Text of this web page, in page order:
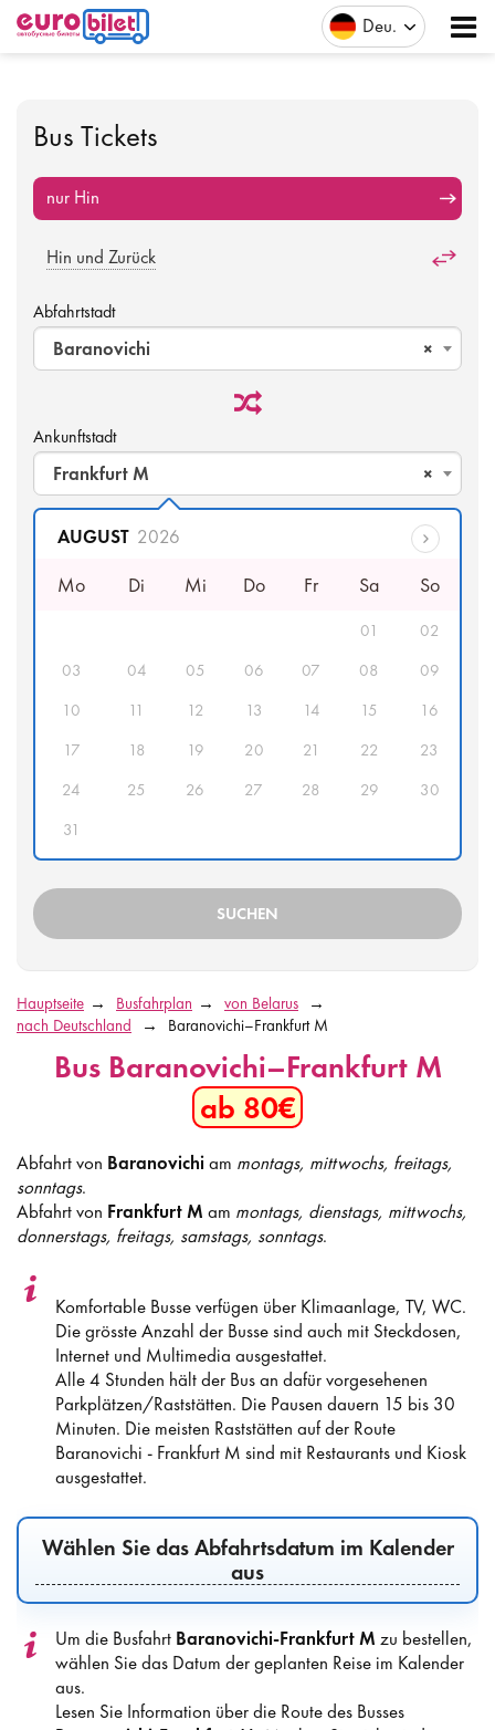
Deu
Bus Tickets
nur Hin
Hin und Zurück
Abfahrtstadt
×
Baranovichi
Ankunftstadt
×
Frankfurt M
AUGUST 2026
Mo Di Mi Do Fr Sa So
01
02
03
04 05 06 07 08
09
10
11 12 13 14 15
16
17
18 19 20 21 22
23
24
25 26 27 28 29
30
31
Hauptseite Busfahrplan
von Belarus
nach Deutschland
Baranovichi–Frankfurt M
Bus Baranovichi–Frankfurt M
ab 80€
Abfahrt von Baranovichiam montags, mittwochs, freitags,
sonntags.
Abfahrt von Frankfurt M am montags, dienstags, mittwochs,
donnerstags, freitags, samstags, sonntags.
Komfortable Busse verfügen über Klimaanlage, TV, WC.
Die grösste Anzahl der Busse sind auch mit Steckdosen,
Internet und Multimedia ausgestattet.
Alle 4 Stunden hält der Bus an dafür vorgesehenen
Parkplätzen/Raststätten. Die Pausen dauern 15 bis 30
Minuten. Die meisten Raststätten auf der Route
Baranovichi - Frankfurt M sind mit Restaurants und Kiosk
ausgestattet.
Wählen Sie das Abfahrtsdatum im Kalender
aus
Um die Busfahrt Baranovichi-Frankfurt M zu bestellen,
wählen Sie das Datum der geplanten Reise im Kalender
aus.
Lesen Sie Information über die Route des Busses